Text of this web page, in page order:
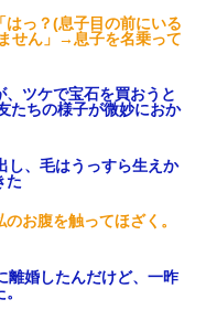
っ？(息子目の前にいる
せん」→息子を名乗って
ツケで宝石を買おうと
たちの様子が微妙におか
し、毛はうっすら生えか
た
お腹を触ってほざく。
離婚したんだけど、一昨